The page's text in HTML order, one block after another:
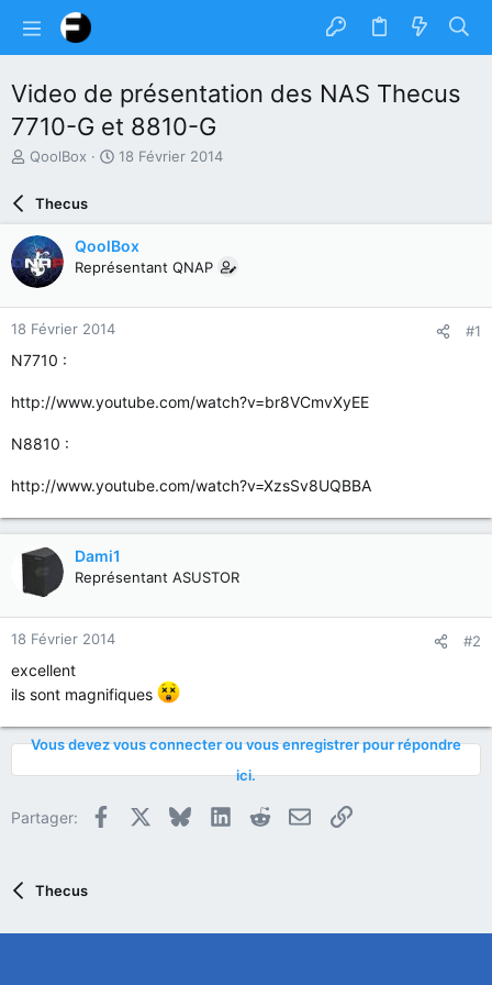
Video de présentation des NAS Thecus
7710-G et 8810-G
A
u
r
d
u
s
u
j
QoolBox
D
e
d
b
18 Février 2014
Thecus
QoolBox
Représentant QNAP
18 Février 2014 #1
N7710 :
http://www.youtube.com/watch?v=br8VCmvXyEE
N8810 :
http://www.youtube.com/watch?v=XzsSv8UQBBA
Dami1
Représentant ASUSTOR
18 Février 2014 #2
excellent
ils sont magnifiques
Vous devez vous connecter ou vous enregistrer pour répondre
ici.
Partager: Facebook BlueskyLinkedInRedditE-mailLien
Thecus